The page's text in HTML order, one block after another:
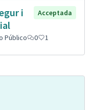
i
Acceptada
Público 0 1